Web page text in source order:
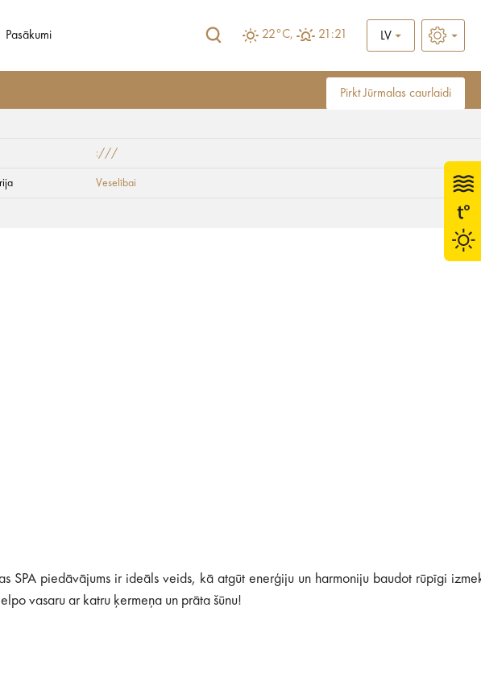
Pasākumi 22°C, 21:21 LV
Pirkt Jūrmalas caurlaidi
SPA Hotel”
:///
Veselībai
SPA piedāvājums ir ideāls veids, kā atgūt enerģiju un harmoniju baudot rūpīgi
vasaru ar katru ķermeņa un prāta šūnu!